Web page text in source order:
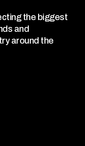
the biggest
and
around the